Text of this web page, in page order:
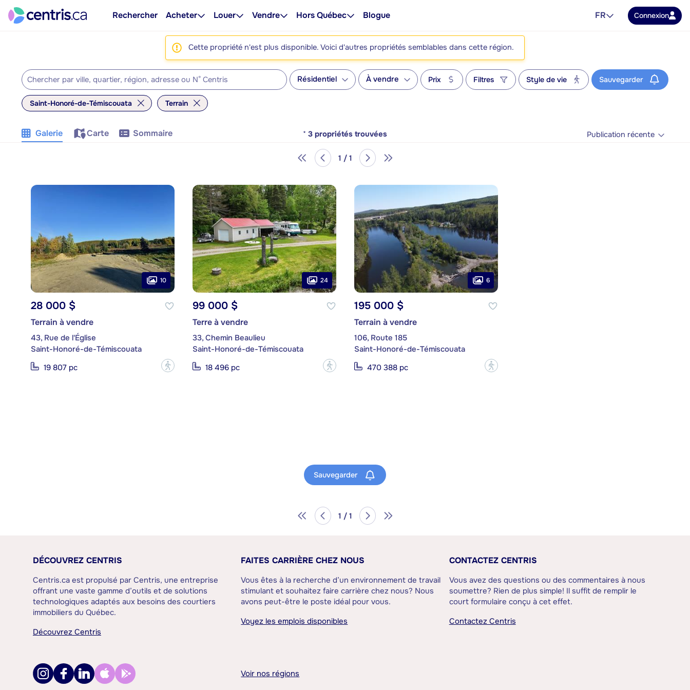
Rechercher Acheter Louer Vendre Hors Québec Blogue FR Connexion
Cette propriété n'est plus disponible. Voici d'autres propriétés semblables dans cette région.
Résidentiel À vendre Prix Filtres Style de vie Sauvegarder
Saint-Honoré-de-Témiscouata Terrain
Galerie Carte Sommaire * 3 propriétés trouvées Publication récente
1 / 1
10
28 000 $
Terrain à vendre
43, Rue de l'Église
Saint-Honoré-de-Témiscouata
19 807 pc
?
24
99 000 $
Terre à vendre
33, Chemin Beaulieu
Saint-Honoré-de-Témiscouata
18 496 pc
?
6
195 000 $
Terrain à vendre
106, Route 185
Saint-Honoré-de-Témiscouata
470 388 pc
?
Sauvegarder
1 / 1
DÉCOUVREZ CENTRIS
Centris.ca est propulsé par Centris, une entreprise
offrant une vaste gamme d’outils et de solutions
technologiques adaptés aux besoins des courtiers
immobiliers du Québec.
Découvrez Centris
FAITES CARRIÈRE CHEZ NOUS
Vous êtes à la recherche d’un environnement de travail
stimulant et souhaitez faire carrière chez nous? Nous
avons peut-être le poste idéal pour vous.
Voyez les emplois disponibles
CONTACTEZ CENTRIS
Vous avez des questions ou des commentaires à nous
soumettre? Rien de plus simple! Il suffit de remplir le
court formulaire conçu à cet effet.
Contactez Centris
Voir nos régions